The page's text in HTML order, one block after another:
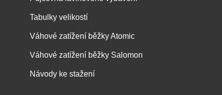
Tabulky velikostí
Váhové zatížení běžky Atomic
Váhové zatížení běžky Salomon
Návody ke stažení